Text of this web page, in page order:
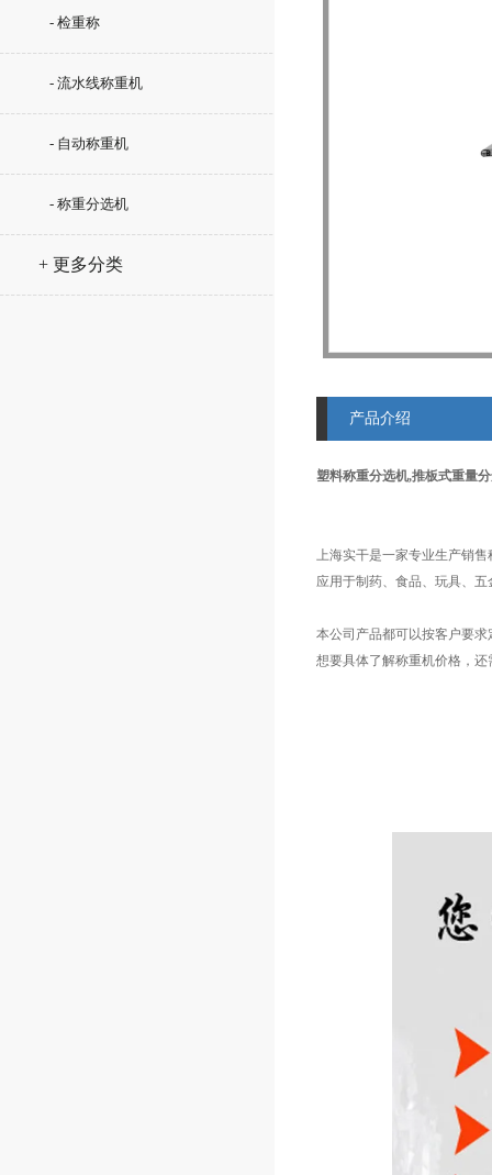
- 检重称
- 流水线称重机
- 自动称重机
- 称重分选机
+ 更多分类
产品介绍
塑料称重分选机,推板式重量
上海实干是一家专业生产销
应用于制药、食品、玩具、
本公司产品都可以按客户要
想要具体了解称重机价格，